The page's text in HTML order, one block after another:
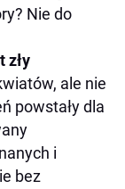
Nie do
zły
ale nie
powstały dla
i
bez